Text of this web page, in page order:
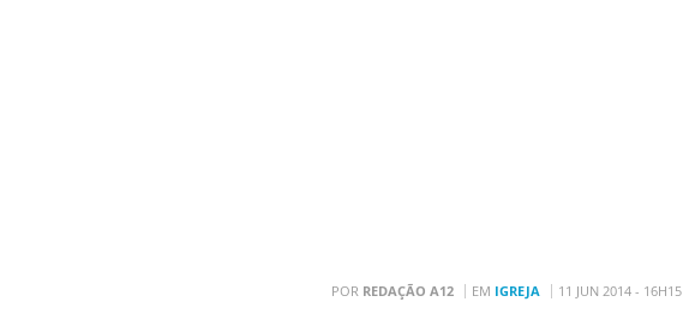
POR REDAÇÃO A12 EM IGREJA 11 JUN 2014 - 16H15